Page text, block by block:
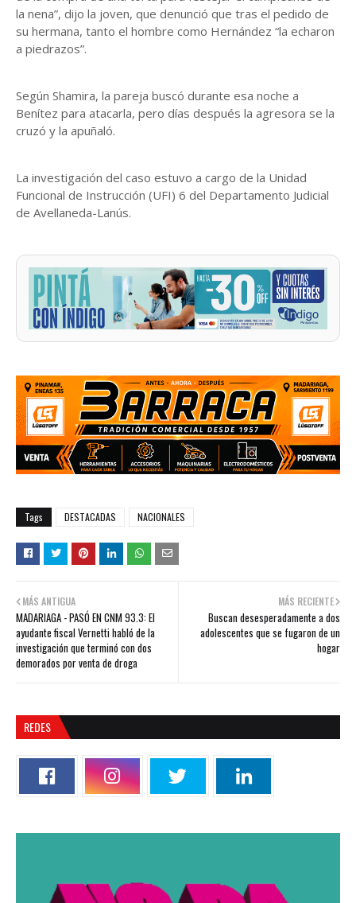
la nena”, dijo la joven, que denunció que tras el pedido de
su hermana, tanto el hombre como Hernández “la echaron
a piedrazos”.
Según Shamira, la pareja buscó durante esa noche a
Benítez para atacarla, pero días después la agresora se la
cruzó y la apuñaló.
La investigación del caso estuvo a cargo de la Unidad
Funcional de Instrucción (UFI) 6 del Departamento Judicial
de Avellaneda-Lanús.
Tags DESTACADAS NACIONALES
MÁS RECIENTE
Buscan desesperadamente a dos
adolescentes que se fugaron de un
hogar
MÁS ANTIGUA
MADARIAGA - PASÓ EN CNM 93.3: El
ayudante fiscal Vernetti habló de la
investigación que terminó con dos
demorados por venta de droga
REDES